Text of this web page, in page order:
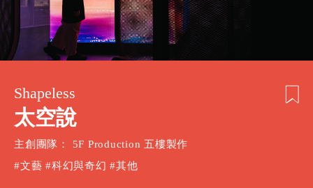
Shapeless
太空說
主創團隊： 5F Production 五樓製作
#文藝 #科幻與奇幻 #其他